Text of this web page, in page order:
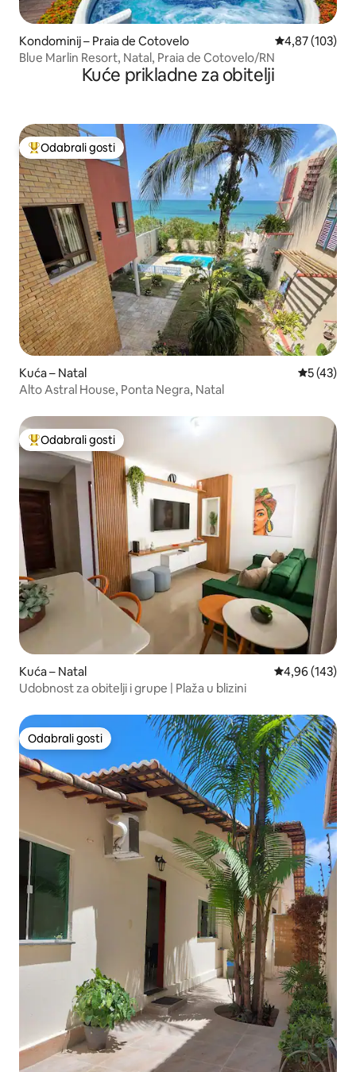
Kondominij – Praia de Cotovelo Prosječna
4,87 (103)
Blue Marlin Resort, Natal, Praia de Cotovelo/RN
Kuće prikladne za obitelji
Među najviše rangiranima s oznakom „Odabrali gosti”
Odabrali gosti
Kuća – Natal Prosječna
5 (43)
Alto Astral House, Ponta Negra, Natal
Među najviše rangiranima s oznakom „Odabrali gosti”
Odabrali gosti
Kuća – Natal Prosječna
4,96 (143)
Udobnost za obitelji i grupe | Plaža u blizini
Odabrali gosti
Odabrali gosti